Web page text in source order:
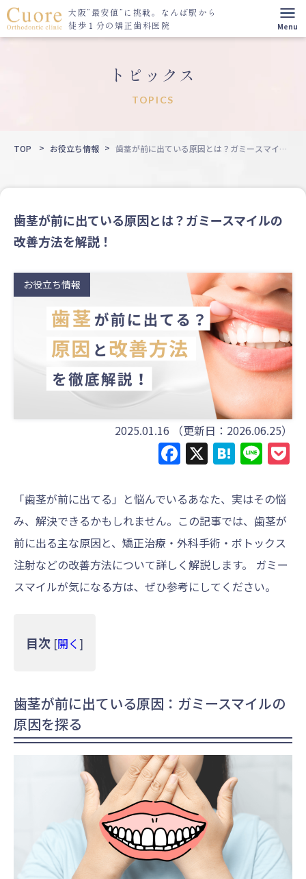
大阪”最安値”に挑戦。 なんば駅から
徒歩１分の矯正歯科医院
トピックス
TOPICS
TOP お役立ち情報
歯茎が前に出ている原因とは？ガミースマイル
歯茎が前に出ている原因とは？ガミースマイルの
改善方法を解説！
お役立ち情報
2025.01.16 （更新日：2026.06.25）
Facebook
X Line
「歯茎が前に出てる」と悩んでいるあなた、実はその悩
み、解決できるかもしれません。この記事では、歯茎が
前に出る主な原因と、矯正治療・外科手術・ボトックス
注射などの改善方法について詳しく解説します。 ガミー
スマイルが気になる方は、ぜひ参考にしてください。
目次 [開く ]
歯茎が前に出ている原因：ガミースマイルの
原因を探る